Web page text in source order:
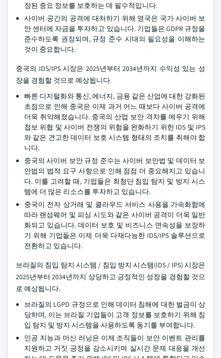
장된 중요 정보를 보호하는 데 필수적입니다.
사이버 공간의 공격에 대처하기 위해 영국은 국가 사이버 보
안 센터에 자금을 투자하고 있습니다. 기업들은 GDPR 규정을
준수하도록 권장되며, 규정 준수 시대의 필요성을 이해하는
것이 중요합니다.
중국의 IDS/IPS 시장은 2025년부터 2034년까지 수익성 있는 성
장을 경험할 것으로 예상됩니다.
빠른 디지털화와 통신, 에너지, 금융 같은 산업에 대한 강화된
초점으로 인해 중국은 이제 과거 어느 때보다 사이버 공격에
더욱 취약해졌습니다. 중국의 산업 보안 격차를 메우기 위해
첩보 위협 및 사이버 전쟁의 위험을 완화하기 위한 IDS 및 IPS
와 같은 견고한 데이터 보호 시스템 형태의 조치를 취해야 합
니다.
중국의 사이버 보안 규정 준수는 사이버 보안법 및 데이터 보
안법의 법적 요구 사항으로 인해 점점 더 중요해지고 있습니
다. 이를 고려할 때, 기업들은 최첨단 침입 탐지 및 방지 시스
템에 더 많은 리소스를 투자하고 있습니다.
중국이 전자 상거래 및 클라우드 서비스 사용을 가속화함에
따라 랜섬웨어 및 피싱 시도와 같은 사이버 공격이 더욱 일반
화되고 있습니다. 데이터 보호 및 비즈니스 연속성을 보장하
기 위해 기업들은 이제 더욱 다재다능한 IDS/IPS 솔루션으로
전환하고 있습니다.
브라질의 침입 탐지 시스템 / 침입 방지 시스템(IDS / IPS) 시장은
2025년부터 2034년까지 상당하고 긍정적인 성장을 경험할 것으
로 예상됩니다.
브라질의 LGPD 규정으로 인해 데이터 침해에 대한 벌금이 상
당하며, 이는 브라질 기업들이 고객 정보를 보호하기 위해 침
입 탐지 및 방지 시스템을 사용하도록 동기를 부여합니다.
인공 지능과 머신 러닝은 이제 조직들이 보안 이벤트 관리를
지원하고 거짓 긍정을 감소시키며 실시간 문제 대응을 개선